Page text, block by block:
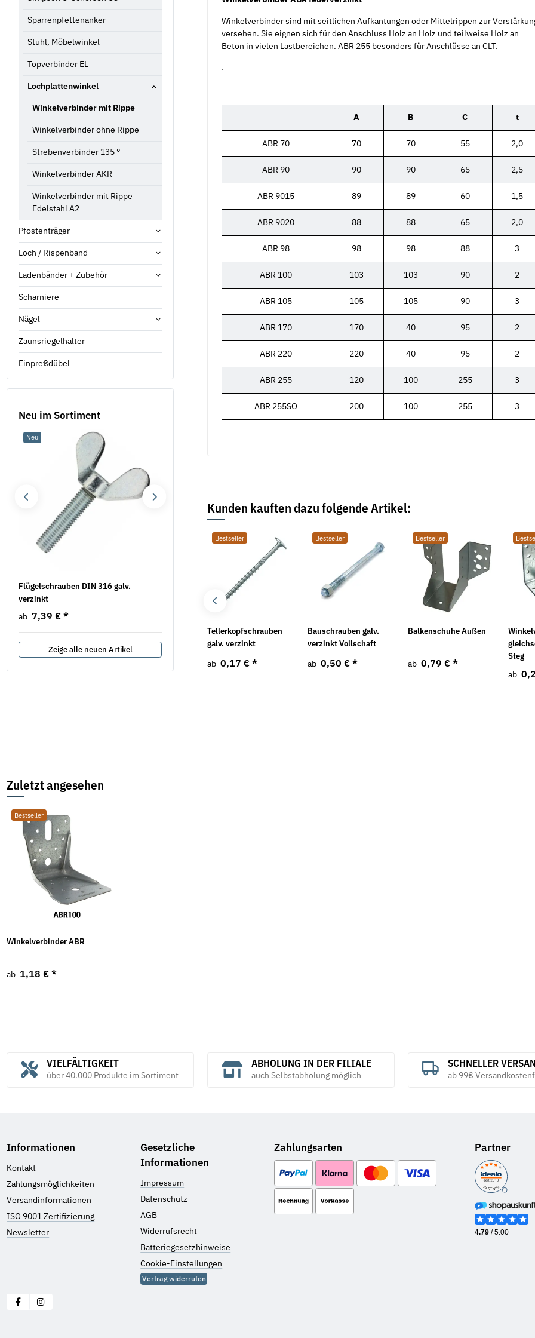
Winkelverbinder sind mit seitlichen Aufkantungen oder Mittelrippen zur
versehen. Sie eignen sich für den Anschluss Holz an Holz und teilweise Holz an
Beton in vielen Lastbereichen. ABR 255 besonders für Anschlüsse an CLT.
.
A B C t
ABR 70 70 70 55 2,0
ABR 90 90 90 65 2,5
ABR 9015 89 89 60 1,5
ABR 9020 88 88 65 2,0
ABR 98 98 98 88 3
ABR 100 103 103 90 2
ABR 105 105 105 90 3
ABR 170 170 40 95 2
ABR 220 220 40 95 2
ABR 255 120 100 255 3
ABR 255SO 200 100 255 3
Kunden kauften dazu folgende Artikel:
Bestseller
Holzbauschrauben
Senkkopf Torx verzinkt
Gewindestange DIN
976 8.8 galv. verzinkt
1m
ab 1,06 €*
Bestseller
Tellerkopfschrauben
galv. verzinkt
ab 0,17 € *
Bestseller
Bauschrauben galv.
verzinkt Vollschaft
ab 0,50 € *
Bestseller
Balkenschuhe Außen
ab 0,79 € *
Steg
ab
Sparrenpfettenanker
Stuhl, Möbelwinkel
Topverbinder EL
Lochplattenwinkel
Winkelverbinder mit Rippe
Winkelverbinder ohne Rippe
Strebenverbinder 135 °
Winkelverbinder AKR
Winkelverbinder mit Rippe
Edelstahl A2
Pfostenträger
Loch / Rispenband
Ladenbänder + Zubehör
Scharniere
Nägel
Zaunsriegelhalter
Einpreßdübel
Neu im Sortiment
Neu
Flügelschrauben DIN 316 galv.
verzinkt
ab 7,39 € *
Sicherungsmuttern DIN 7967 galv.
Federringe DIN 7980 galv. verzinkt
Zeige alle neuen Artikel
Zuletzt angesehen
Bestseller
Winkelverbinder ABR
ab 1,18 € *
VIELFÄLTIGKEIT
über 40.000 Produkte im Sortiment
ABHOLUNG IN DER FILIALE
auch Selbstabholung möglich
SCHNELLER
ab 99€
Informationen
Kontakt
Zahlungsmöglichkeiten
Versandinformationen
ISO 9001 Zertifizierung
Newsletter
Gesetzliche
Informationen
Impressum
Datenschutz
AGB
Widerrufsrecht
Batteriegesetzhinweise
Cookie-Einstellungen
Vertrag widerrufen
Zahlungsarten Partner